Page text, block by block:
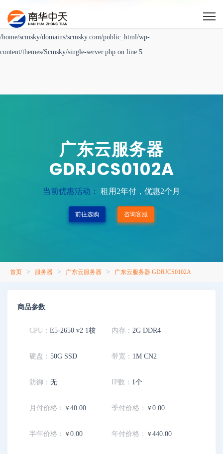
Warning: Undefined variable $post_id in
/home/scmsky/domains/scmsky.com/public_html/wp-
content/themes/Scmsky/single-server.php on line 5
广东云服务器
GDRJCS0102A
当前优惠活动： 租用2年付，优惠2个月
前往选购 咨询客服
首页 > 服务器 > 广东云服务器 > 广东云服务器 GDRJCS0102A
商品参数
CPU： E5-2650 v2 1核 内存： 2G DDR4
硬盘： 50G SSD 带宽： 1M CN2
防御： 无 IP数： 1个
月付价格： ￥ 40.00 季付价格： ￥ 0.00
半年价格： ￥ 0.00 年付价格： ￥ 440.00